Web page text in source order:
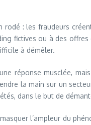
rodé : les fraudeurs
fictives ou à des
à démêler.
réponse musclée,
la main sur un
dans le but de
l’ampleur du